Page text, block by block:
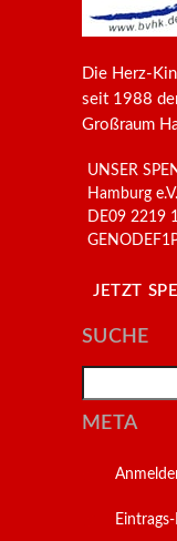
Die Herz-
seit 1988
Großraum
UNSER
Hamburg
DE09 2219
JETZT
SUCHE
META
Eintrags-